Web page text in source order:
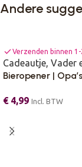
Andere
checkVerzenden binnen
Cadeautje, Vader
Bieropener |
€4,99 Incl. BTW